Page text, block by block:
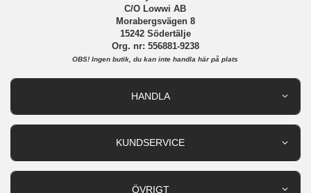
C/O Lowwi AB
Morabergsvägen 8
15242 Södertälje
Org. nr: 556881-9238
OBS! Ingen butik, du kan inte handla här på plats
HANDLA
KUNDSERVICE
ÖVRIGT